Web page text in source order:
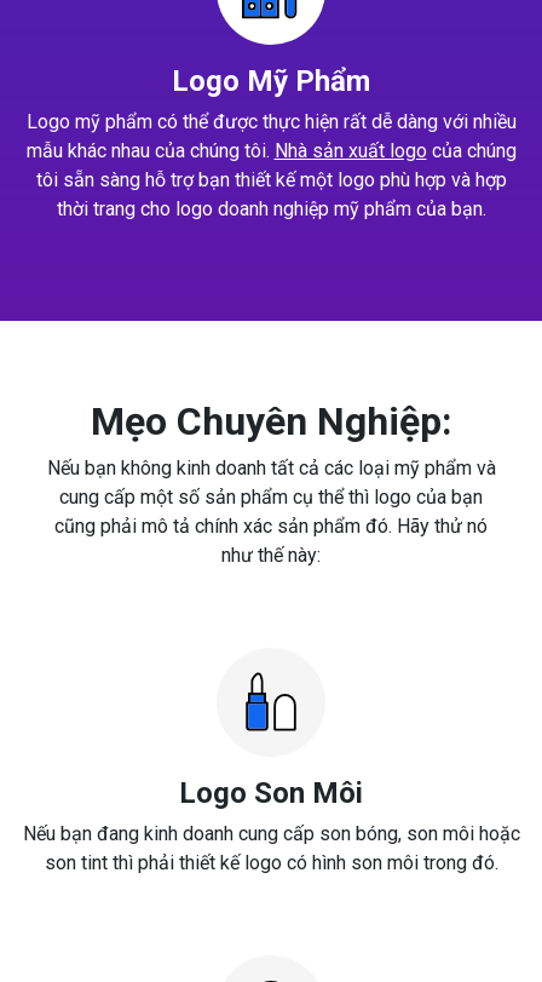
Logo Mỹ Phẩm
Logo mỹ phẩm có thể được thực hiện rất dễ dàng với nhiều
mẫu khác nhau của chúng tôi. Nhà sản xuất logocủa chúng
tôi sẵn sàng hỗ trợ bạn thiết kế một logo phù hợp và hợp
thời trang cho logo doanh nghiệp mỹ phẩm của bạn.
Mẹo Chuyên Nghiệp:
Nếu bạn không kinh doanh tất cả các loại mỹ phẩm và
cung cấp một số sản phẩm cụ thể thì logo của bạn
cũng phải mô tả chính xác sản phẩm đó. Hãy thử nó
như thế này:
Logo Son Môi
Nếu bạn đang kinh doanh cung cấp son bóng, son môi hoặc
son tint thì phải thiết kế logo có hình son môi trong đó.